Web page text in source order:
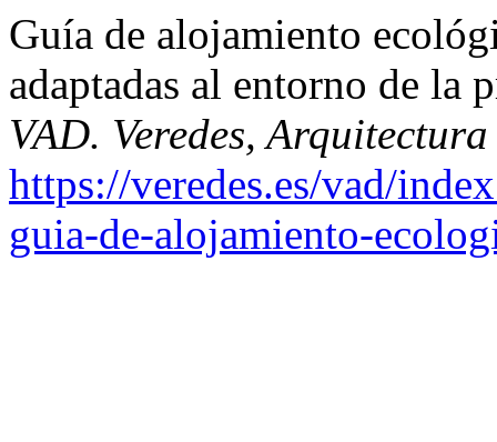
Guía de alojamiento
adaptadas al entorno de la
VAD. Veredes,
https://veredes.es/vad/
guia-de-alojamiento-